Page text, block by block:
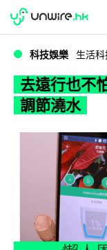
WWDC 2026
科技娛樂 生活科
去遠行也不
調節澆水